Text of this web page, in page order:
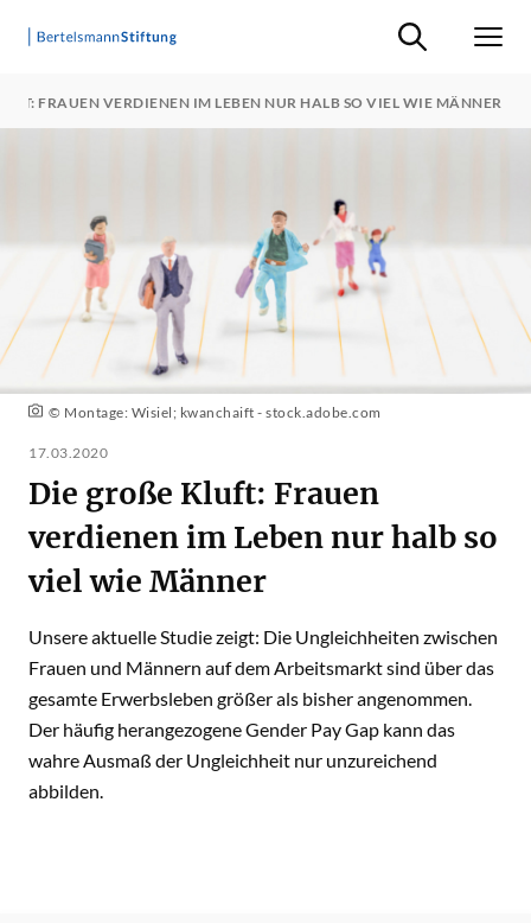
Suche ein-/
FRAUEN VERDIENEN IM LEBEN NUR HALB SO VIEL WIE MÄNNER
© Montage: Wisiel; kwanchaift - stock.adobe.com
17.03.2020
Die große Kluft: Frauen
verdienen im Leben nur halb so
viel wie Männer
Unsere aktuelle Studie zeigt: Die Ungleichheiten zwischen
Frauen und Männern auf dem Arbeitsmarkt sind über das
gesamte Erwerbsleben größer als bisher angenommen.
Der häufig herangezogene Gender Pay Gap kann das
wahre Ausmaß der Ungleichheit nur unzureichend
abbilden.